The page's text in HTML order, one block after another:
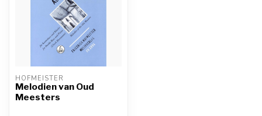
HOFMEISTER
Melodien van Oud
Meesters